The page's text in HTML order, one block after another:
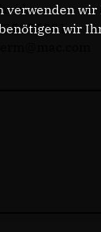
verwenden
wir